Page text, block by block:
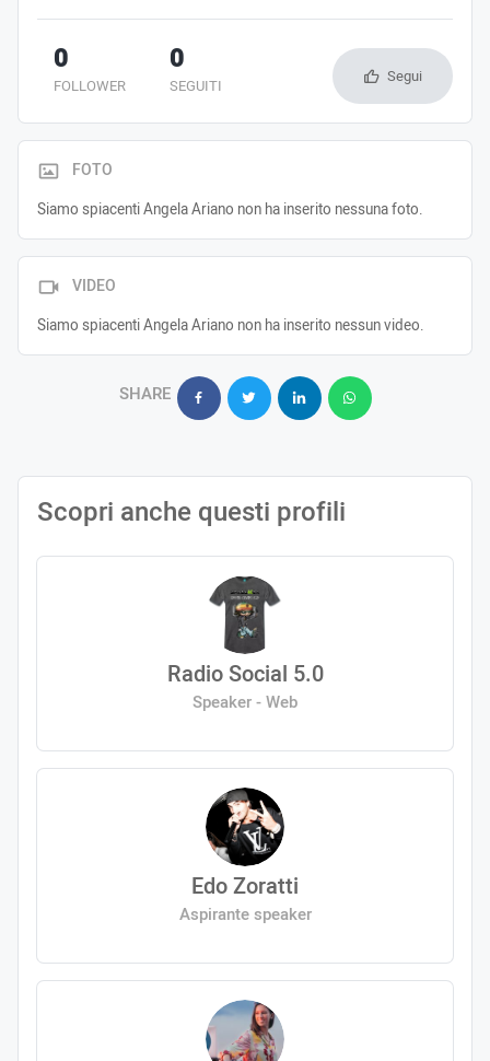
FOLLOWER
0
SEGUITI
0 Segui
FOTO
Siamo spiacenti Angela Ariano non ha inserito nessuna foto.
VIDEO
Siamo spiacenti Angela Ariano non ha inserito nessun video.
SHARE
Scopri anche questi profili
Radio Social 5.0
Speaker - Web
Edo Zoratti
Aspirante speaker